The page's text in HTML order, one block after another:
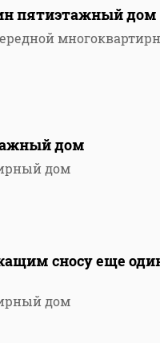
пятиэтажный дом
дом
дом
сносу еще
дом